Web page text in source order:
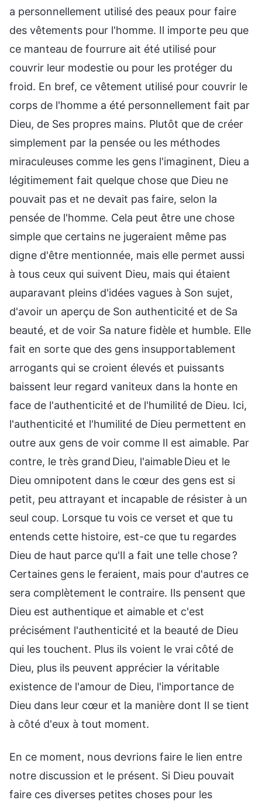
a personnellement utilisé des peaux pour faire
des vêtements pour l'homme. Il importe peu que
ce manteau de fourrure ait été utilisé pour
couvrir leur modestie ou pour les protéger du
froid. En bref, ce vêtement utilisé pour couvrir le
corps de l'homme a été personnellement fait par
Dieu, de Ses propres mains. Plutôt que de créer
simplement par la pensée ou les méthodes
miraculeuses comme les gens l'imaginent, Dieu a
légitimement fait quelque chose que Dieu ne
pouvait pas et ne devait pas faire, selon la
pensée de l'homme. Cela peut être une chose
simple que certains ne jugeraient même pas
digne d'être mentionnée, mais elle permet aussi
à tous ceux qui suivent Dieu, mais qui étaient
auparavant pleins d'idées vagues à Son sujet,
d'avoir un aperçu de Son authenticité et de Sa
beauté, et de voir Sa nature fidèle et humble. Elle
fait en sorte que des gens insupportablement
arrogants qui se croient élevés et puissants
baissent leur regard vaniteux dans la honte en
face de l'authenticité et de l'humilité de Dieu. Ici,
l'authenticité et l'humilité de Dieu permettent en
outre aux gens de voir comme Il est aimable. Par
contre, le très grand Dieu, l'aimable Dieu et le
Dieu omnipotent dans le cœur des gens est si
petit, peu attrayant et incapable de résister à un
seul coup. Lorsque tu vois ce verset et que tu
entends cette histoire, est-ce que tu regardes
Dieu de haut parce qu'Il a fait une telle chose ?
Certaines gens le feraient, mais pour d'autres ce
sera complètement le contraire. Ils pensent que
Dieu est authentique et aimable et c'est
précisément l'authenticité et la beauté de Dieu
qui les touchent. Plus ils voient le vrai côté de
Dieu, plus ils peuvent apprécier la véritable
existence de l'amour de Dieu, l'importance de
Dieu dans leur cœur et la manière dont Il se tient
à côté d'eux à tout moment.
En ce moment, nous devrions faire le lien entre
notre discussion et le présent. Si Dieu pouvait
faire ces diverses petites choses pour les